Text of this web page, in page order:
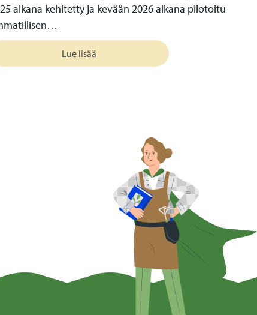
aikana kehitetty ja kevään 2026 aikana pilotoitu
Lue lisää